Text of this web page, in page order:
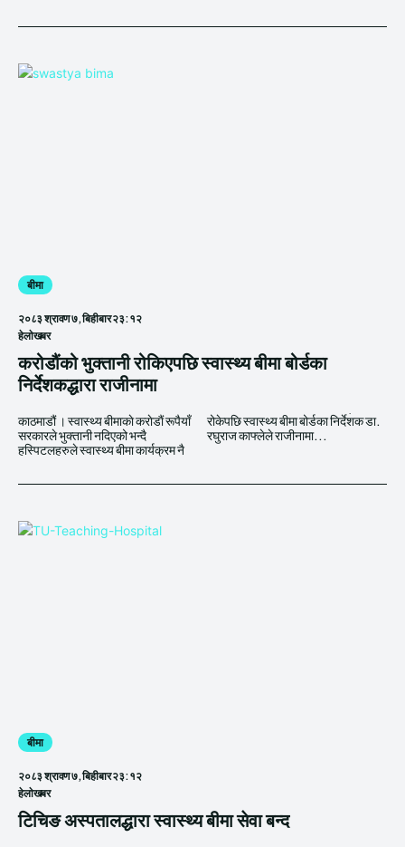
बीमा
२०८३ श्रावण ७, बिहीबार २३:१२
हेलाेखबर
करोडौंको भुक्तानी रोकिएपछि स्वास्थ्य बीमा बोर्डका
निर्देशकद्धारा राजीनामा
काठमाडौं । स्वास्थ्य बीमाकाे कराेडाैं रूपैयाँ
सरकारले भुक्तानी नदिएको भन्दै
हस्पिटलहरुले स्वास्थ्य बीमा कार्यक्रम नै
रोकेपछि स्वास्थ्य बीमा बोर्डका निर्देशक डा.
रघुराज काफ्लेले राजीनामा...
बीमा
२०८३ श्रावण ७, बिहीबार २३:१२
हेलाेखबर
टिचिङ अस्पतालद्धारा स्वास्थ्य बीमा सेवा बन्द